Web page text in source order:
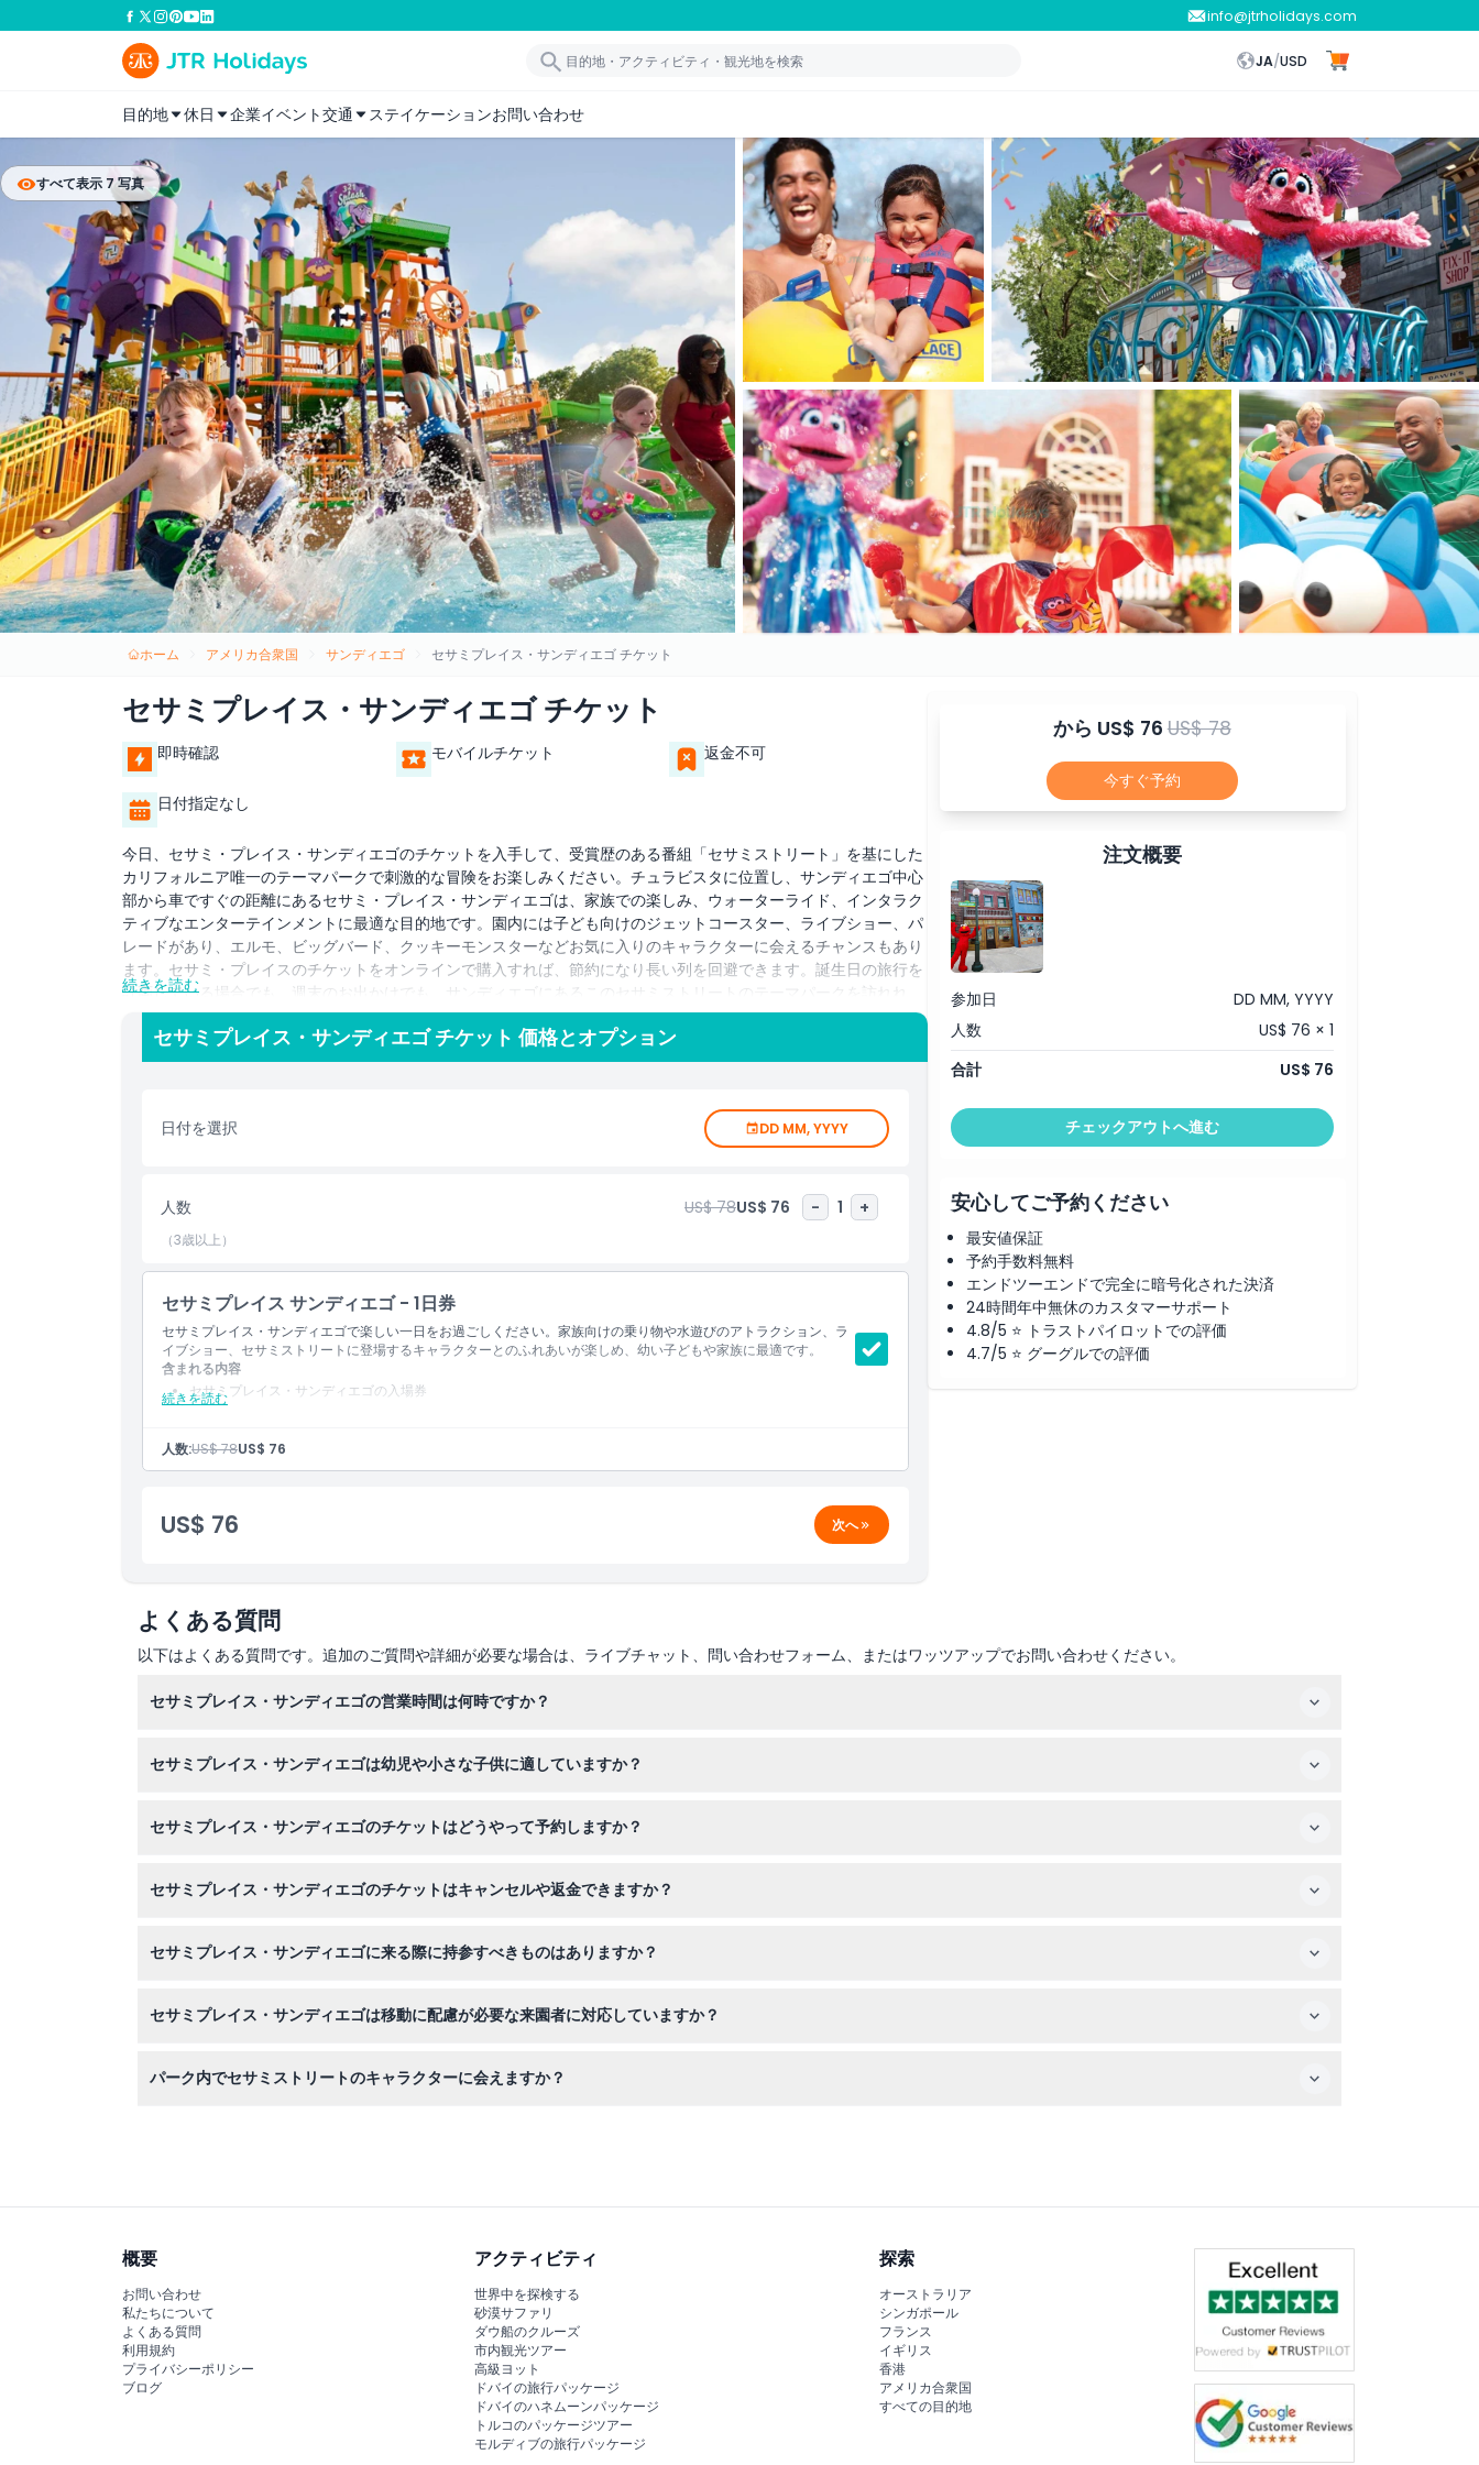
info@jtrholidays.com
JA/USD
目的地 休日 企業イベント交通 ステイケーションお問い合わせ
すべて表示 7 写真
ホーム アメリカ合衆国 サンディエゴ セサミプレイス・サンディエゴ チケット
セサミプレイス・サンディエゴ チケット
即時確認 モバイルチケット 返金不可
日付指定なし
今日、セサミ・プレイス・サンディエゴのチケットを入手して、受賞歴のある番組「セサミストリート」を基にした
カリフォルニア唯一のテーマパークで刺激的な冒険をお楽しみください。チュラビスタに位置し、サンディエゴ中心
部から車ですぐの距離にあるセサミ・プレイス・サンディエゴは、家族での楽しみ、ウォーターライド、インタラク
ティブなエンターテインメントに最適な目的地です。園内には子ども向けのジェットコースター、ライブショー、パ
レードがあり、エルモ、ビッグバード、クッキーモンスターなどお気に入りのキャラクターに会えるチャンスもあり
ます。セサミ・プレイスのチケットをオンラインで購入すれば、節約になり長い列を回避できます。誕生日の旅行を
計画している場合でも、週末のお出かけでも、サンディエゴにあるこのセサミストリートのテーマパークを訪れれ
ば、あらゆる年齢の子どもたちにとって忘れられない思い出が作られます。待たずにパークのカレンダーを確認し、
季節割引を探して、最高の体験のために事前にセサミ・プレイス・サンディエゴのチケットを確保しましょう。
子供／大人ポリシー
除外事項
営業時間
引換方法
続きを読む
セサミプレイス・サンディエゴ チケット 価格とオプション
日付を選択 DD MM, YYYY
人数 US$ 78US$ 76 - 1 +
（3歳以上）
セサミプレイス サンディエゴ - 1日券
セサミプレイス・サンディエゴで楽しい一日をお過ごしください。家族向けの乗り物や水遊びのアトラクション、ラ
イブショー、セサミストリートに登場するキャラクターとのふれあいが楽しめ、幼い子どもや家族に最適です。
続きを読む
含まれる内容
セサミプレイス・サンディエゴの入場券
人数:US$ 78US$ 76
US$ 76 次へ
から US$ 76US$ 78
今すぐ予約
注文概要
参加日
DD MM, YYYY
人数
US$ 76 × 1
合計
US$ 76
チェックアウトへ進む
安心してご予約ください
最安値保証
予約手数料無料
エンドツーエンドで完全に暗号化された決済
24時間年中無休のカスタマーサポート
4.8/5 ⭐ トラストパイロットでの評価
4.7/5 ⭐ グーグルでの評価
よくある質問
以下はよくある質問です。追加のご質問や詳細が必要な場合は、ライブチャット、問い合わせフォーム、またはワッツアップでお問い合わせください。
セサミプレイス・サンディエゴの営業時間は何時ですか？
場合がありますので、ご予約時に必ずご確認ください）。
セサミプレイス・サンディエゴは幼児や小さな子供に適していますか？
セサミプレイス・サンディエゴのチケットはどうやって予約しますか？
セサミプレイス・サンディエゴのチケットはキャンセルや返金できますか？
セサミプレイス・サンディエゴに来る際に持参すべきものはありますか？
の同伴はできません。
セサミプレイス・サンディエゴは移動に配慮が必要な来園者に対応していますか？
パーク内でセサミストリートのキャラクターに会えますか？
概要
お問い合わせ
私たちについて
よくある質問
利用規約
プライバシーポリシー
ブログ
アクティビティ
世界中を探検する
砂漠サファリ
ダウ船のクルーズ
市内観光ツアー
高級ヨット
ドバイの旅行パッケージ
ドバイのハネムーンパッケージ
トルコのパッケージツアー
モルディブの旅行パッケージ
探索
オーストラリア
シンガポール
フランス
イギリス
香港
アメリカ合衆国
すべての目的地